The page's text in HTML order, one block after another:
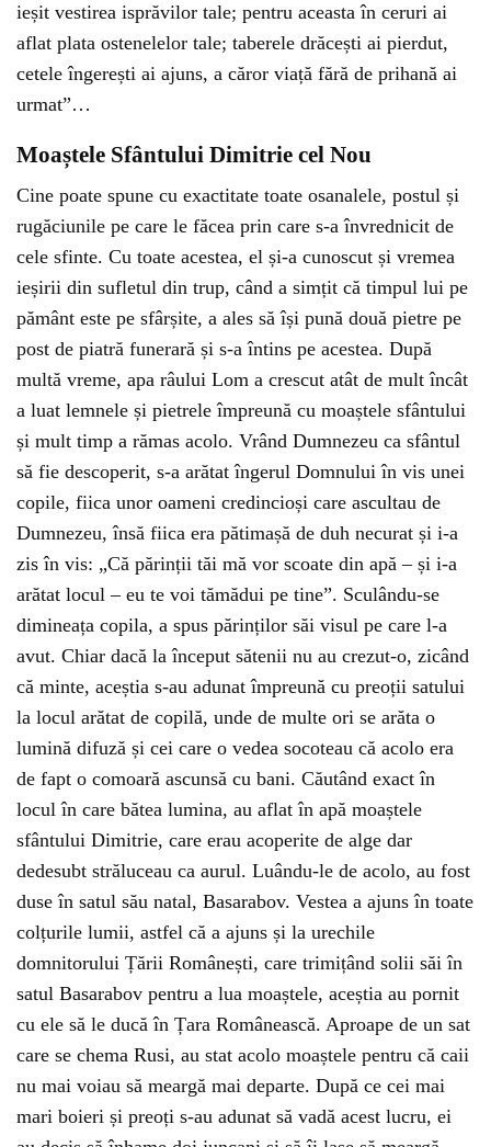
ieșit vestirea isprăvilor tale; pentru aceasta în ceruri ai
aflat plata ostenelelor tale; taberele drăcești ai pierdut,
cetele îngerești ai ajuns, a căror viață fără de prihană ai
urmat”…
Moaștele Sfântului Dimitrie cel Nou
Cine poate spune cu exactitate toate osanalele, postul și
rugăciunile pe care le făcea prin care s-a învrednicit de
cele sfinte. Cu toate acestea, el și-a cunoscut și vremea
ieșirii din sufletul din trup, când a simțit că timpul lui pe
pământ este pe sfârșite, a ales să își pună două pietre pe
post de piatră funerară și s-a întins pe acestea. După
multă vreme, apa râului Lom a crescut atât de mult încât
a luat lemnele și pietrele împreună cu moaștele sfântului
și mult timp a rămas acolo. Vrând Dumnezeu ca sfântul
să fie descoperit, s-a arătat îngerul Domnului în vis unei
copile, fiica unor oameni credincioși care ascultau de
Dumnezeu, însă fiica era pătimașă de duh necurat și i-a
zis în vis: „Că părinții tăi mă vor scoate din apă – și i-a
arătat locul – eu te voi tămădui pe tine”. Sculându-se
dimineața copila, a spus părinților săi visul pe care l-a
avut. Chiar dacă la început sătenii nu au crezut-o, zicând
că minte, aceștia s-au adunat împreună cu preoții satului
la locul arătat de copilă, unde de multe ori se arăta o
lumină difuză și cei care o vedea socoteau că acolo era
de fapt o comoară ascunsă cu bani. Căutând exact în
locul în care bătea lumina, au aflat în apă moaștele
sfântului Dimitrie, care erau acoperite de alge dar
dedesubt străluceau ca aurul. Luându-le de acolo, au fost
duse în satul său natal, Basarabov. Vestea a ajuns în toate
colțurile lumii, astfel că a ajuns și la urechile
domnitorului Țării Românești, care trimițând solii săi în
satul Basarabov pentru a lua moaștele, aceștia au pornit
cu ele să le ducă în Țara Românească. Aproape de un sat
care se chema Rusi, au stat acolo moaștele pentru că caii
nu mai voiau să meargă mai departe. După ce cei mai
mari boieri și preoți s-au adunat să vadă acest lucru, ei